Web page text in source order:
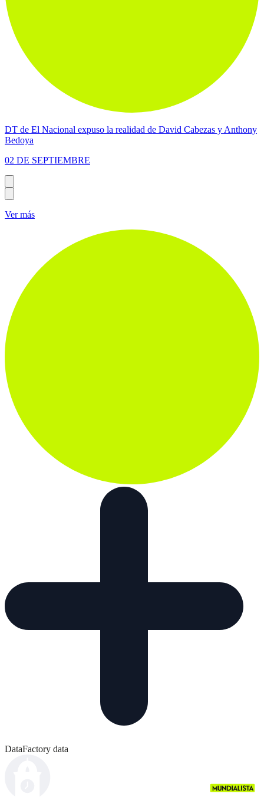
DT de El Nacional expuso la realidad de David Cabezas y Anthony
Bedoya
02 DE SEPTIEMBRE
Ver más
DataFactory data